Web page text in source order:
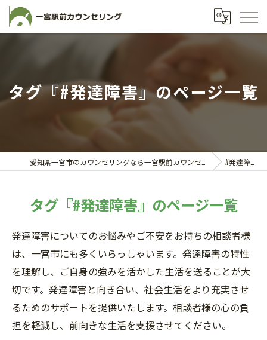
タグ『#発達障害』のページ一覧
#発達障害
タグ『#発達障害』のページ一覧
発達障害についてのお悩みやご不安をお持ちの相談者様
は、一宮市にも多くいらっしゃいます。発達障害の特性
を理解し、ご自身の強みを活かした生活を送ることが大
切です。発達障害と向き合い、社会生活をより充実させ
るためのサポートを提供いたします。相談者様の心の負
担を軽減し、前向きな生活を支援させてください。